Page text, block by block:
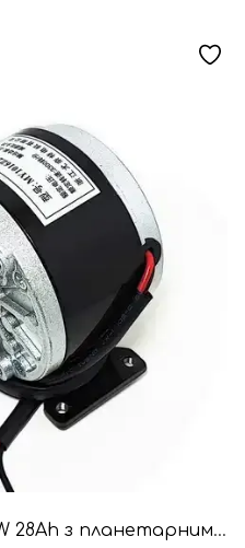
Електромотор 12V 250W 28Ah з планетарним редуктором